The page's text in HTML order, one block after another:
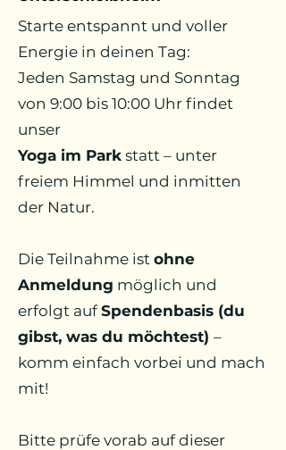
Starte entspannt und voller
Energie in deinen Tag:
Jeden Samstag und Sonntag
von 9:00 bis 10:00 Uhr findet
unser
Yoga im Park statt – unter
freiem Himmel und inmitten
der Natur.
Die Teilnahme ist ohne
Anmeldung möglich und
erfolgt aufSpendenbasis (du
gibst, was du möchtest) –
komm einfach vorbei und mach
mit!
Bitte prüfe vorab auf dieser